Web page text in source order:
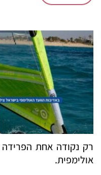
רק נקודה אחת הפרידה
אולימפית.